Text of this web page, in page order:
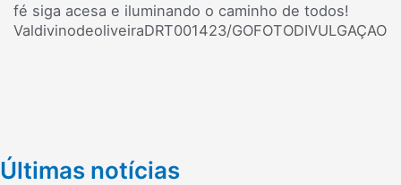
fé siga acesa e iluminando o caminho de todos!
ValdivinodeoliveiraDRT001423/GOFOTODIVULGAÇAO
Últimas notícias